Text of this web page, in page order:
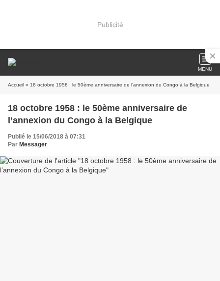
Publicité
MENU
Accueil » 18 octobre 1958 : le 50ème anniversaire de l’annexion du Congo à la Belgique
18 octobre 1958 : le 50ème anniversaire de
l’annexion du Congo à la Belgique
Publié le 15/06/2018 à 07:31
Par Messager